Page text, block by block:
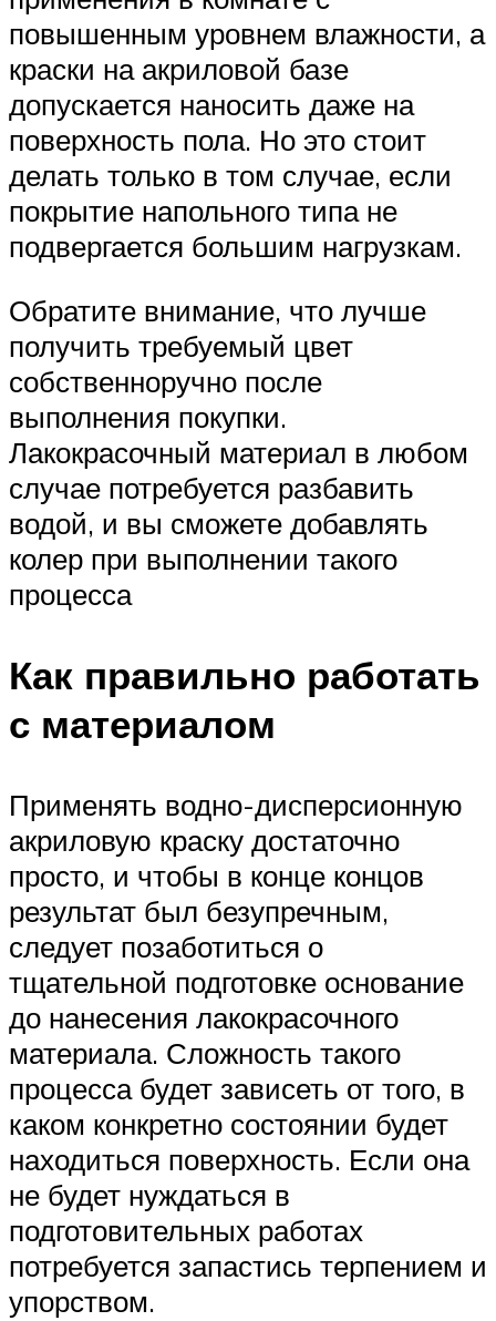
повышенным уровнем влажности, а
краски на акриловой базе
допускается наносить даже на
поверхность пола. Но это стоит
делать только в том случае, если
покрытие напольного типа не
подвергается большим нагрузкам.
Обратите внимание, что лучше
получить требуемый цвет
собственноручно после
выполнения покупки.
Лакокрасочный материал в любом
случае потребуется разбавить
водой, и вы сможете добавлять
колер при выполнении такого
процесса
Как правильно работать
с материалом
Применять водно-дисперсионную
акриловую краску достаточно
просто, и чтобы в конце концов
результат был безупречным,
следует позаботиться о
тщательной подготовке основание
до нанесения лакокрасочного
материала. Сложность такого
процесса будет зависеть от того, в
каком конкретно состоянии будет
находиться поверхность. Если она
не будет нуждаться в
подготовительных работах
потребуется запастись терпением и
упорством.